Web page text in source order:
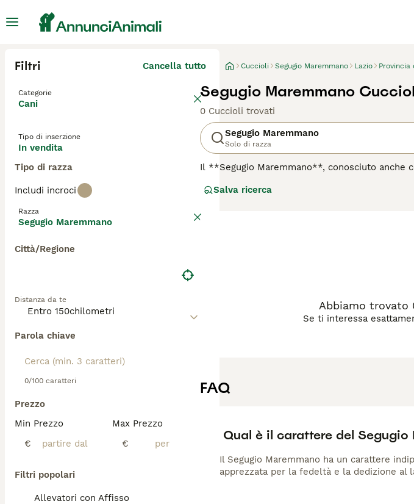
Filtri Cancella tutto
Categorie
Cani
Tipo di inserzione
In vendita
Tipo di razza
Includi incroci
Razza
Segugio Maremmano
Città/Regione
Distanza da te
Parola chiave
0/100 caratteri
Prezzo
Min Prezzo
€
Max Prezzo
€
Filtri popolari
Allevatori con Affisso
Cuccioli Segugio Maremmano Lazio Provincia
Segugio Maremmano
0 Cuccioli trovati
Segugio Maremmano
Solo di razza
Il **Segugio Maremmano**, conosciuto anche
alla lepre, dotato di un eccellente fiuto e
orecchie lunghe e pendenti e la coda a
intelligente, indipendente e molto legato alla
necessita di lunghe passeggiate quotidiane e
bisogno di movimento. Il **Maremmano** è
Salva ricerca
Abbiamo trovato
Se ti interessa
FAQ
Qual è il carattere del Segugio
Il Segugio Maremmano ha un carattere
apprezzata per la fedeltà e la dedizione al